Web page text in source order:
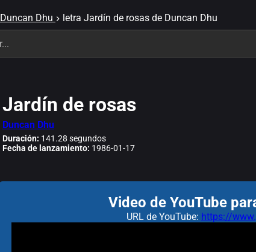
Duncan Dhu letra Jardín de rosas de Duncan Dhu
Jardín de rosas
Duncan Dhu
Duración: 141.28 segundos
Fecha de lanzamiento: 1986-01-17
Video de YouTube
URL de YouTube: https://